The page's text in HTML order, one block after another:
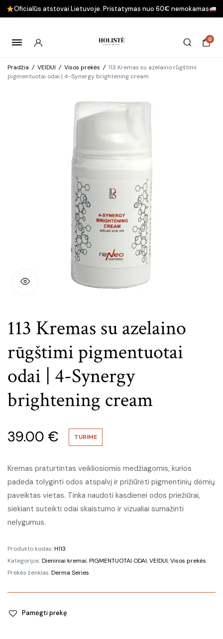
Oficialūs atstovai Lietuvoje. Pristatymas nuo 60€ nemokamas
0
Pradžia / VEIDUI / Visos prekės / 113 Kremas su azelaino rūgštimi
pigmentuotai odai | 4-Synergy brightening cream
113 Kremas su azelaino
rūgštimi pigmentuotai
odai | 4-Synergy
brightening cream
39.00 € TURIME
Kremas praturtintas veikliosiomis medžiagomis, kurios
padeda tolyginti odos atspalvį ir prižiūrėti pigmentinių dėmių
paveiktas vietas. Tinka naudoti kasdienei odos priežiūrai,
siekiant suteikti odai skaistumo ir vizualiai sumažinti
nelygumus.
Produkto kodas:H113
Kategorijos:Dieniniai kremai,PIGMENTUOTAI ODAI,VEIDUI,Visos prekės
Prekės ženklas:Derma Series
Pamėgti prekę